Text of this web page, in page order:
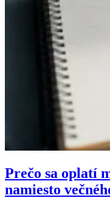
Prečo sa oplatí
namiesto